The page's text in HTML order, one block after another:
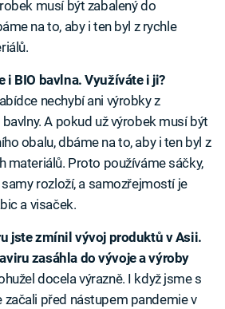
musí být zabalený do
na to, aby i ten byl z rychle
i BIO bavlna. Využíváte i ji?
nechybí ani výrobky z
A pokud už výrobek musí být
obalu, dbáme na to, aby i ten byl z
materiálů. Proto používáme sáčky,
rozloží, a samozřejmostí je
a visaček.
jste zmínil vývoj produktů v Asii.
zasáhla do vývoje a výroby
docela výrazně. I když jsme s
začali před nástupem pandemie v